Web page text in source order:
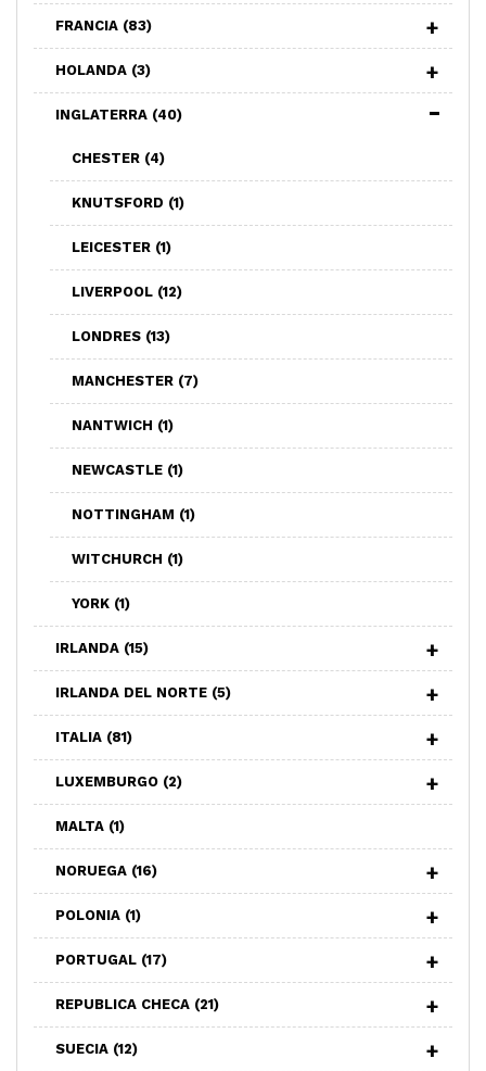
FRANCIA (83)
HOLANDA (3)
INGLATERRA (40)
CHESTER (4)
KNUTSFORD (1)
LEICESTER (1)
LIVERPOOL (12)
LONDRES (13)
MANCHESTER (7)
NANTWICH (1)
NEWCASTLE (1)
NOTTINGHAM (1)
WITCHURCH (1)
YORK (1)
IRLANDA (15)
IRLANDA DEL NORTE (5)
ITALIA (81)
LUXEMBURGO (2)
MALTA (1)
NORUEGA (16)
POLONIA (1)
PORTUGAL (17)
REPUBLICA CHECA (21)
SUECIA (12)